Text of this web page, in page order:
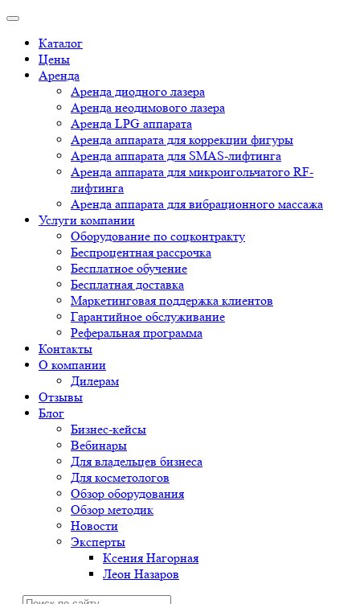
Каталог
Цены
Аренда
Аренда диодного лазера
Аренда неодимового лазера
Аренда LPG аппарата
Аренда аппарата для коррекции фигуры
Аренда аппарата для SMAS-лифтинга
Аренда аппарата для микроигольчатого RF-
лифтинга
Аренда аппарата для вибрационного массажа
Услуги компании
Оборудование по соцконтракту
Беспроцентная рассрочка
Бесплатное обучение
Бесплатная доставка
Маркетинговая поддержка клиентов
Гарантийное обслуживание
Реферальная программа
Контакты
О компании
Дилерам
Отзывы
Блог
Бизнес-кейсы
Вебинары
Для владельцев бизнеса
Для косметологов
Обзор оборудования
Обзор методик
Новости
Эксперты
Ксения Нагорная
Леон Назаров